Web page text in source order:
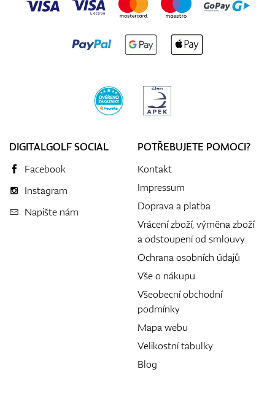
DIGITALGOLF SOCIAL
Facebook
Instagram
Napište nám
POTŘEBUJETE POMOCI?
Kontakt
Impressum
Doprava a platba
Vrácení zboží, výměna zboží
a odstoupení od smlouvy
Ochrana osobních údajů
Vše o nákupu
Všeobecní obchodní
podmínky
Mapa webu
Velikostní tabulky
Blog